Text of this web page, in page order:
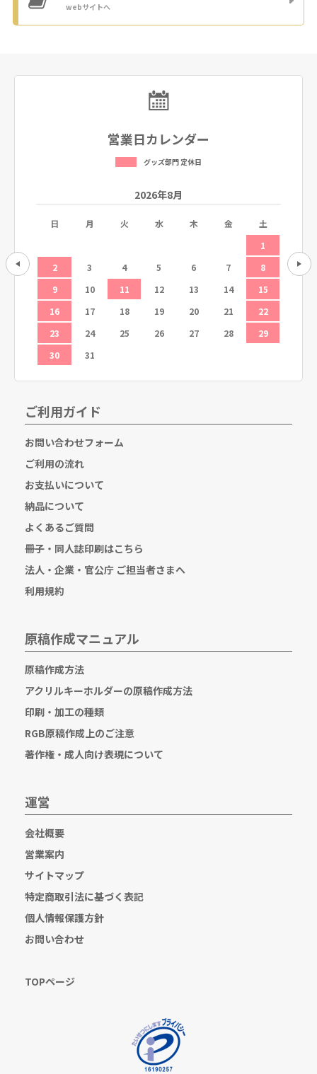
webサイトへ
営業日カレンダー
グッズ部門 定休日
12
2026年8月
日 月 火 水 木 金
土
1
2
3 4 5 6 7
8
9
10 11 12 13 14
15
16
17 18 19 20 21
22
23
24 25 26 27 28
29
30
31
6
ご利用ガイド
お問い合わせフォーム
ご利用の流れ
お支払いについて
納品について
よくあるご質問
冊子・同人誌印刷はこちら
法人・企業・官公庁 ご担当者さまへ
利用規約
原稿作成マニュアル
原稿作成方法
アクリルキーホルダーの原稿作成方法
印刷・加工の種類
RGB原稿作成上のご注意
著作権・成人向け表現について
運営
会社概要
営業案内
サイトマップ
特定商取引法に基づく表記
個人情報保護方針
お問い合わせ
TOPページ